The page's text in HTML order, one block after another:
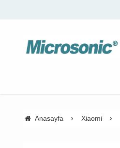
Anasayfa Xiaomi